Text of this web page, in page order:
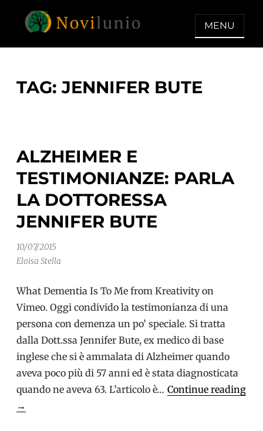
NOVILUNIO
Un aiuto con concreto dopo la
MENU
TAG:JENNIFER BUTE
ALZHEIMER E
TESTIMONIANZE: PARLA
LA DOTTORESSA
JENNIFER BUTE
10/07/2015
Eloisa Stella
What Dementia Is To Me from Kreativity on
Vimeo. Oggi condivido la testimonianza di una
persona con demenza un po’ speciale. Si tratta
dalla Dott.ssa Jennifer Bute, ex medico di base
inglese che si è ammalata di Alzheimer quando
aveva poco più di 57 anni ed è stata diagnosticata
quando ne aveva 63. L’articolo è… Continue reading
Alzheimer
→